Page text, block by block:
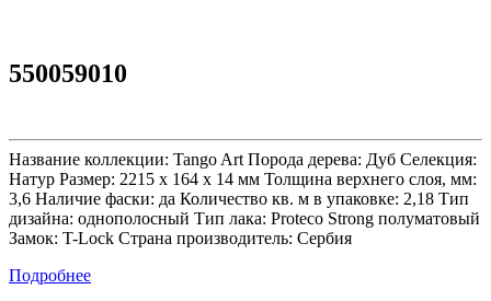
550059010
Название коллекции: Tango Art Порода дерева: Дуб Селекция:
Натур Размер: 2215 х 164 х 14 мм Толщина верхнего слоя, мм:
3,6 Наличие фаски: да Количество кв. м в упаковке: 2,18 Тип
дизайна: однополосный Тип лака: Proteco Strong полуматовый
Замок: T-Lock Страна производитель: Сербия
Подробнее